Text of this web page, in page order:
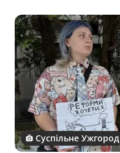
Суспільне Ужгород